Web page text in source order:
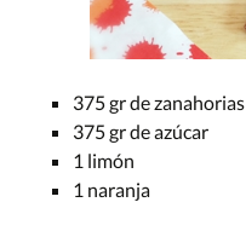
375 gr de zanahorias
375 gr de azúcar
1 limón
1 naranja